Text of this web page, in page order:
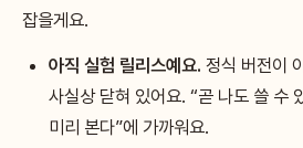
잡을게요.
아직 실험 릴리스예요. 정식 버전이
사실상 닫혀 있어요. “곧 나도 쓸 수
미리 본다”에 가까워요.